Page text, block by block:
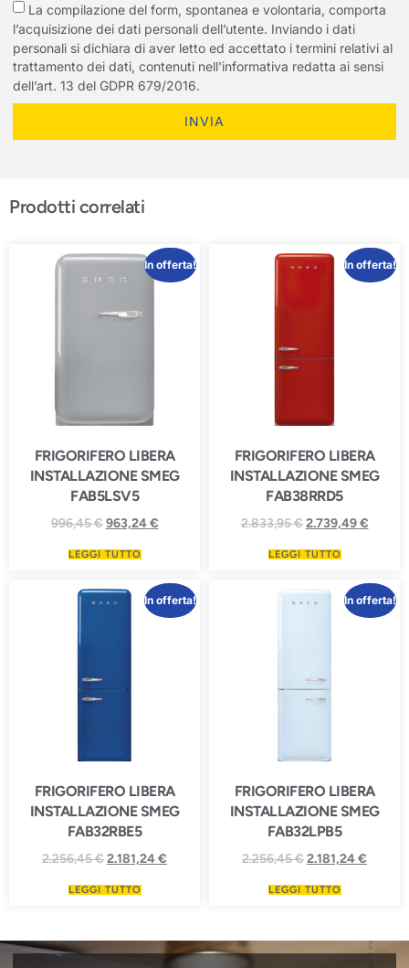
La compilazione del form, spontanea e volontaria, comporta
l’acquisizione dei dati personali dell’utente. Inviando i dati
personali si dichiara di aver letto ed accettato i termini relativi al
trattamento dei dati, contenuti nell'informativa redatta ai sensi
dell’art. 13 del GDPR 679/2016.
INVIA
Prodotti correlati
In offerta!
FRIGORIFERO LIBERA
INSTALLAZIONE SMEG
FAB5LSV5
996,45€ 963,24€
LEGGI TUTTO
In offerta!
FRIGORIFERO LIBERA
INSTALLAZIONE SMEG
FAB38RRD5
2.833,95€ 2.739,49€
LEGGI TUTTO
In offerta!
FRIGORIFERO LIBERA
INSTALLAZIONE SMEG
FAB32RBE5
2.256,45€2.181,24€
LEGGI TUTTO
In offerta!
FRIGORIFERO LIBERA
INSTALLAZIONE SMEG
FAB32LPB5
2.256,45€2.181,24€
LEGGI TUTTO